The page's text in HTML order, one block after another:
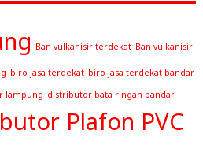
Ban vulkanisir terdekat Ban vulkanisir
biro jasa terdekat biro jasa terdekat bandar
lampung distributor bata ringan bandar
Plafon PVC